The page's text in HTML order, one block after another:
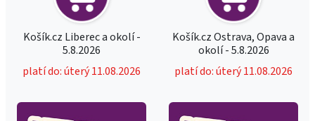
Košík.cz Liberec a okolí -
5.8.2026
platí do: úterý 11.08.2026
Košík.cz Ostrava, Opava a
okolí - 5.8.2026
platí do: úterý 11.08.2026